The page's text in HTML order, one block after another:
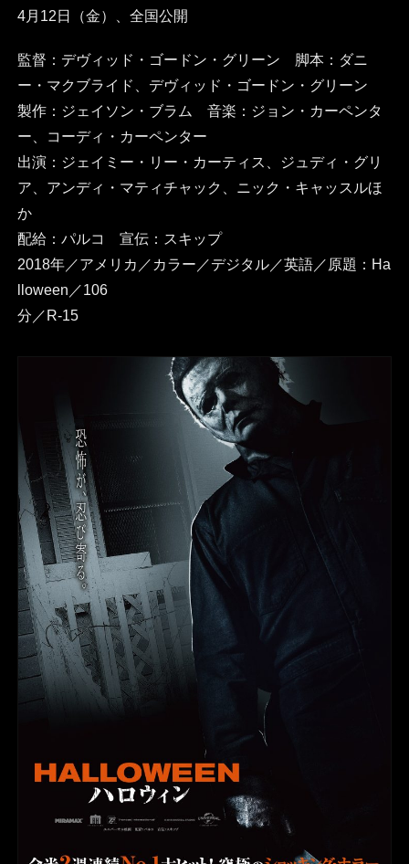
4月12日（金）、全国公開
監督：デヴィッド・ゴードン・グリーン 脚本：ダニ
ー・マクブライド、デヴィッド・ゴードン・グリーン
製作：ジェイソン・ブラム 音楽：ジョン・カーペンタ
ー、コーディ・カーペンター
出演：ジェイミー・リー・カーティス、ジュディ・グリ
ア、アンディ・マティチャック、ニック・キャッスルほ
か
配給：パルコ 宣伝：スキップ
2018年／アメリカ／カラー／デジタル／英語／原題：Ha
lloween／106
分／R-15